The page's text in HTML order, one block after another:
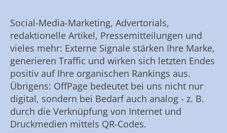
Social-Media-Marketing, Advertorials,
redaktionelle Artikel, Pressemitteilungen und
vieles mehr: Externe Signale stärken Ihre Marke,
generieren Traffic und wirken sich letzten Endes
positiv auf Ihre organischen Rankings aus.
Übrigens: OffPage bedeutet bei uns nicht nur
digital, sondern bei Bedarf auch analog - z. B.
durch die Verknüpfung von Internet und
Druckmedien mittels QR-Codes.